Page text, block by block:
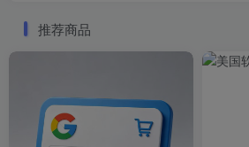
推荐商品